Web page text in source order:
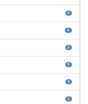
9
4
2
5
3
3